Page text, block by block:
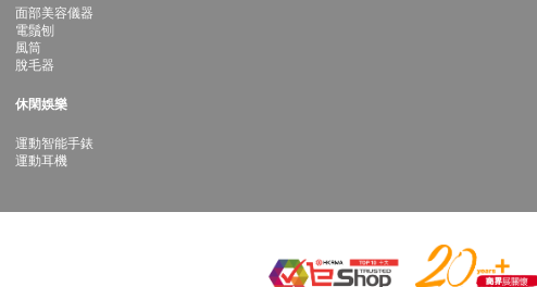
面部美容儀器
電鬚刨
風筒
脫毛器
休閑娛樂
運動智能手錶
運動耳機